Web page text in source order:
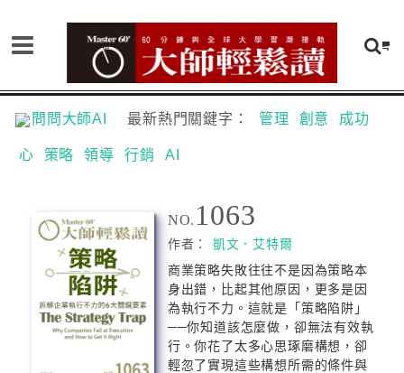
問問大師AI 最新熱門關鍵字： 管理 創意 成功
心 策略 領導 行銷 AI
NO. 1063
作者： 凱文．艾特爾
商業策略失敗往往不是因為策略本
身出錯，比起其他原因，更多是因
為執行不力。這就是「策略陷阱」
──你知道該怎麼做，卻無法有效執
行。你花了太多心思琢磨構想，卻
輕忽了實現這些構想所需的條件與